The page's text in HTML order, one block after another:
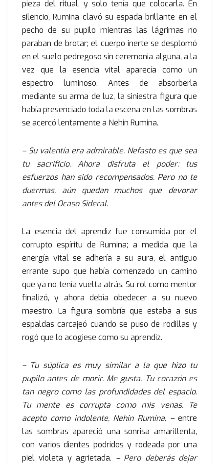
pieza del ritual, y solo tenía que colocarla. En
silencio, Rumina clavó su espada brillante en el
pecho de su pupilo mientras las lágrimas no
paraban de brotar; el cuerpo inerte se desplomó
en el suelo pedregoso sin ceremonia alguna, a la
vez que la esencia vital aparecía como un
espectro luminoso. Antes de absorberla
mediante su arma de luz, la siniestra figura que
había presenciado toda la escena en las sombras
se acercó lentamente a Nehin Rumina.
– Su valentía era admirable. Nefasto es que sea
tu sacrificio. Ahora disfruta el poder: tus
esfuerzos han sido recompensados. Pero no te
duermas, aún quedan muchos que devorar
antes del Ocaso Sideral.
La esencia del aprendiz fue consumida por el
corrupto espíritu de Rumina; a medida que la
energía vital se adhería a su aura, el antiguo
errante supo que había comenzado un camino
que ya no tenía vuelta atrás. Su rol como mentor
finalizó, y ahora debía obedecer a su nuevo
maestro. La figura sombría que estaba a sus
espaldas carcajeó cuando se puso de rodillas y
rogó que lo acogiese como su aprendiz.
– Tu súplica es muy similar a la que hizo tu
pupilo antes de morir. Me gusta. Tu corazón es
tan negro como las profundidades del espacio.
Tu mente es corrupta como mis venas. Te
acepto como indolente, Nehin Rumina. – entre
las sombras apareció una sonrisa amarillenta,
con varios dientes podridos y rodeada por una
piel violeta y agrietada. – Pero deberás dejar